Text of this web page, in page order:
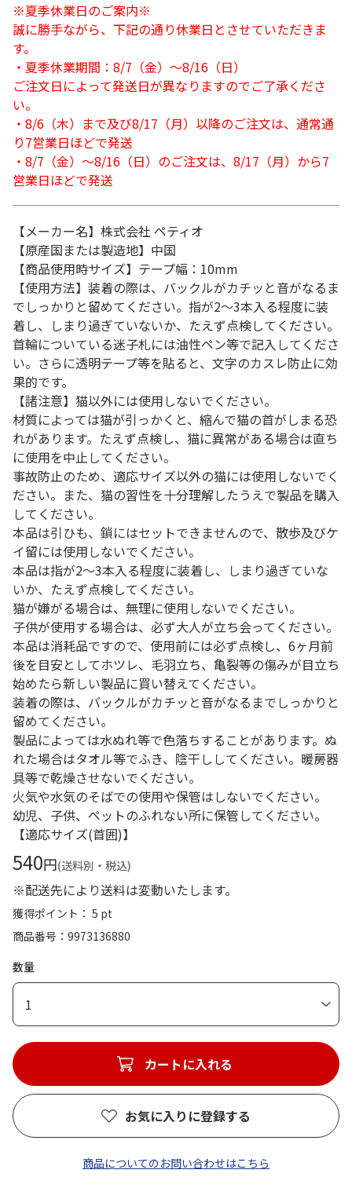
※夏季休業日のご案内※
誠に勝手ながら、下記の通り休業日とさせていただきま
す。
・夏季休業期間：8/7（金）～8/16（日）
ご注文日によって発送日が異なりますのでご了承くださ
い。
・8/6（木）まで及び8/17（月）以降のご注文は、通常通
り7営業日ほどで発送
・8/7（金）～8/16（日）のご注文は、8/17（月）から7
営業日ほどで発送
【メーカー名】株式会社 ペティオ
【原産国または製造地】中国
【商品使用時サイズ】テープ幅：10mm
【使用方法】装着の際は、バックルがカチッと音がなるま
でしっかりと留めてください。指が2～3本入る程度に装
着し、しまり過ぎていないか、たえず点検してください。
首輪についている迷子札には油性ペン等で記入してくださ
い。さらに透明テープ等を貼ると、文字のカスレ防止に効
果的です。
【諸注意】猫以外には使用しないでください。
材質によっては猫が引っかくと、縮んで猫の首がしまる恐
れがあります。たえず点検し、猫に異常がある場合は直ち
に使用を中止してください。
事故防止のため、適応サイズ以外の猫には使用しないでく
ださい。また、猫の習性を十分理解したうえで製品を購入
してください。
本品は引ひも、鎖にはセットできませんので、散歩及びケ
イ留には使用しないでください。
本品は指が2～3本入る程度に装着し、しまり過ぎていな
いか、たえず点検してください。
猫が嫌がる場合は、無理に使用しないでください。
子供が使用する場合は、必ず大人が立ち会ってください。
本品は消耗品ですので、使用前には必ず点検し、6ヶ月前
後を目安としてホツレ、毛羽立ち、亀裂等の傷みが目立ち
始めたら新しい製品に買い替えてください。
装着の際は、バックルがカチッと音がなるまでしっかりと
留めてください。
製品によっては水ぬれ等で色落ちすることがあります。ぬ
れた場合はタオル等でふき、陰干ししてください。暖房器
具等で乾燥させないでください。
火気や水気のそばでの使用や保管はしないでください。
幼児、子供、ペットのふれない所に保管してください。
【適応サイズ(首囲)】
540円(送料別・税込)
※配送先により送料は変動いたします。
獲得ポイント： 5 pt
商品番号
9973136880
数量
1
カートに入れる
お気に入りに登録する
商品についてのお問い合わせはこちら